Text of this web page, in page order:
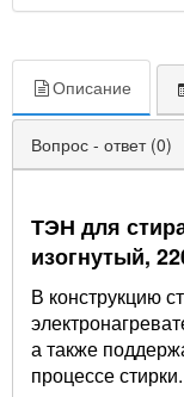
Описание
Вопрос - ответ (0)
ТЭН для
изогнутый,
В конструкцию
а также
процессе